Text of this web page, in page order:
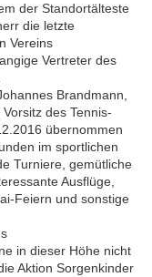
der Standortälteste
die letzte
Vereins
Vertreter des
Brandmann,
des Tennis-
übernommen
im sportlichen
Turniere, gemütliche
Ausflüge,
Feiern und sonstige
in dieser Höhe nicht
Aktion Sorgenkinder